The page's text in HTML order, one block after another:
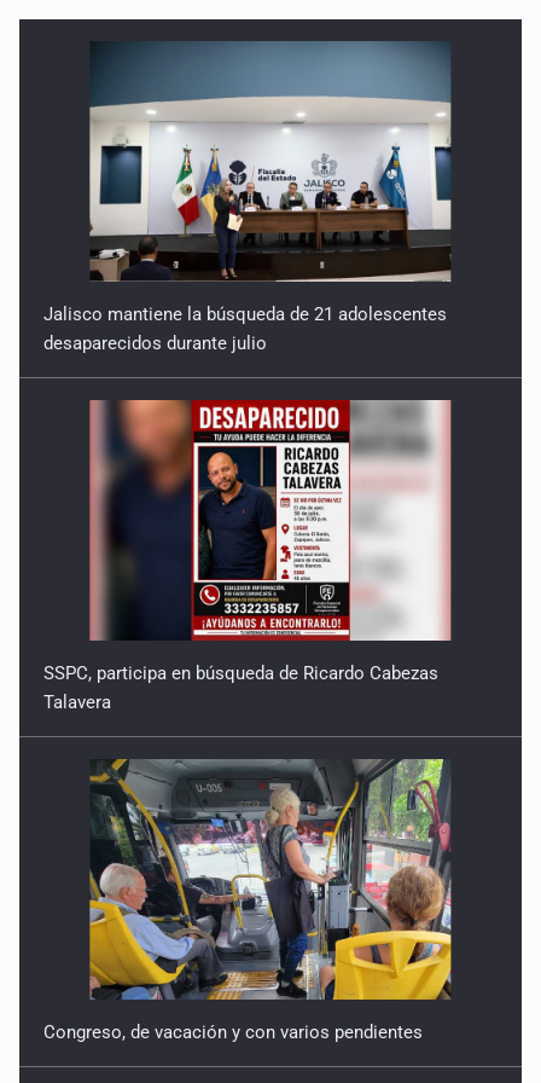
Jalisco mantiene la búsqueda de 21 adolescentes
desaparecidos durante julio
SSPC, participa en búsqueda de Ricardo Cabezas
Talavera
Congreso, de vacación y con varios pendientes